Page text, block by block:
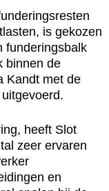
is gekozen
funderingsbalk
binnen de
Kandt met de
heeft Slot
zeer ervaren
en